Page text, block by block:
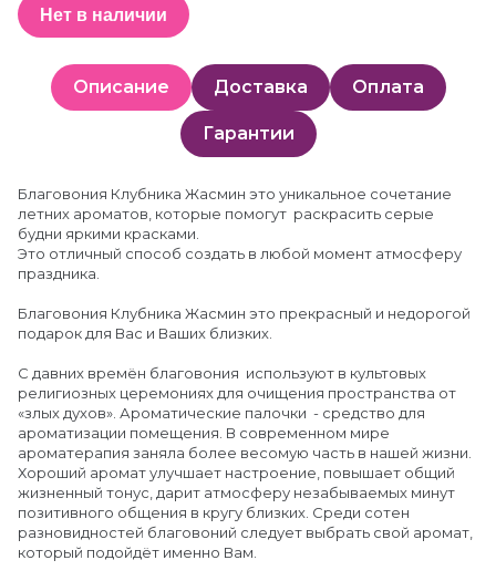
Нет в наличии
Описание Доставка Оплата
Гарантии
Благовония Клубника Жасмин это уникальное сочетание
летних ароматов, которые помогут раскрасить серые
будни яркими красками.
Это отличный способ создать в любой момент атмосферу
праздника.
Благовония Клубника Жасмин это прекрасный и недорогой
подарок для Вас и Ваших близких.
С давних времён благовония используют в культовых
религиозных церемониях для очищения пространства от
«злых духов». Ароматические палочки - средство для
ароматизации помещения. В современном мире
ароматерапия заняла более весомую часть в нашей жизни.
Хороший аромат улучшает настроение, повышает общий
жизненный тонус, дарит атмосферу незабываемых минут
позитивного общения в кругу близких. Среди сотен
разновидностей благовоний следует выбрать свой аромат,
который подойдёт именно Вам.